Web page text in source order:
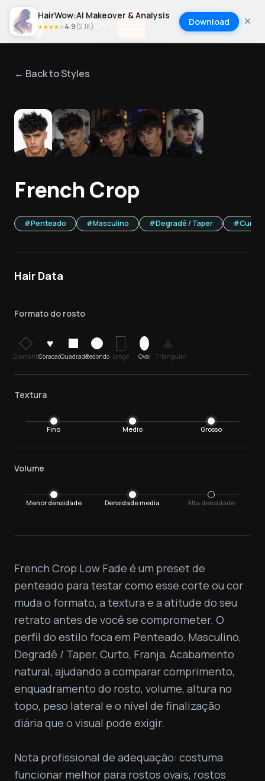
HairWow:AI Makeover & Analysis
★★★★ ★4.9(2.1K) Download
← Back to Styles
French Crop
#Penteado #Masculino #Degradê / Taper #Curto
Hair Data
Formato do rosto
Diamante
♥
CoracaoQuadradoRedondo Longo Oval Triangular
Textura
Fino Medio Grosso
Volume
Menor densidade Densidade media Alta densidade
French Crop Low Fade é um preset de
penteado para testar como esse corte ou cor
muda o formato, a textura e a atitude do seu
retrato antes de você se comprometer. O
perfil do estilo foca em Penteado, Masculino,
Degradê / Taper, Curto, Franja, Acabamento
natural, ajudando a comparar comprimento,
enquadramento do rosto, volume, altura no
topo, peso lateral e o nível de finalização
diária que o visual pode exigir.
Nota profissional de adequação: costuma
funcionar melhor para rostos ovais, rostos